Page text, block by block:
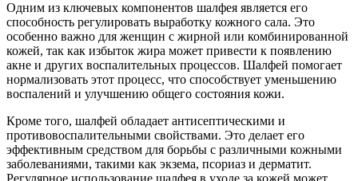
Одним из ключевых компонентов шалфея является его
способность регулировать выработку кожного сала. Это
особенно важно для женщин с жирной или комбинированной
кожей, так как избыток жира может привести к появлению
акне и других воспалительных процессов. Шалфей помогает
нормализовать этот процесс, что способствует уменьшению
воспалений и улучшению общего состояния кожи.
Кроме того, шалфей обладает антисептическими и
противовоспалительными свойствами. Это делает его
эффективным средством для борьбы с различными кожными
заболеваниями, такими как экзема, псориаз и дерматит.
Регулярное использование шалфея в уходе за кожей может